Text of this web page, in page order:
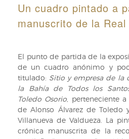
Un cuadro pintado a
manuscrito de la
El punto de partida de la
de un cuadro anónimo y
titulado: Sitio y empresa de la
la Bahía de Todos los
Toledo Osorio, perteneciente
de Alonso Álvarez de Toledo
Villanueva de Valdueza. La
crónica manuscrita de la